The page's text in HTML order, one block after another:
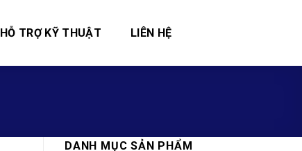
HỖ TRỢ KỸ THUẬT LIÊN HỆ
DANH MỤC SẢN PHẨM